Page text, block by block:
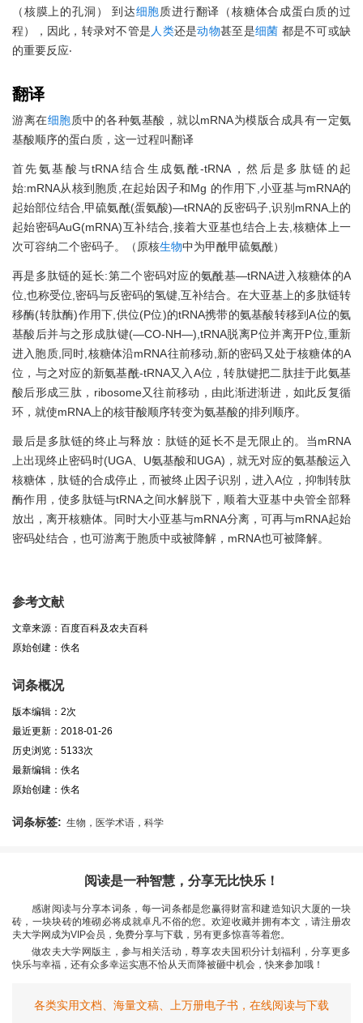
（核膜上的孔洞） 到达细胞质进行翻译（核糖体合成蛋白质的过
程），因此，转录对不管是 人类还是动物甚至是细菌 都是不可或缺
的重要反应‧
翻译
游离在细胞质中的各种氨基酸，就以mRNA为模版合成具有一定氨
基酸顺序的蛋白质，这一过程叫翻译
首先氨基酸与tRNA结合生成氨酰-tRNA，然后是多肽链的起
始:mRNA从核到胞质,在起始因子和Mg 的作用下,小亚基与mRNA的
起始部位结合,甲硫氨酰(蛋氨酸)—tRNA的反密码子,识别mRNA上的
起始密码AuG(mRNA)互补结合,接着大亚基也结合上去,核糖体上一
次可容纳二个密码子。（原核生物中为甲酰甲硫氨酰）
再是多肽链的延长:第二个密码对应的氨酰基—tRNA进入核糖体的A
位,也称受位,密码与反密码的氢键,互补结合。在大亚基上的多肽链转
移酶(转肽酶)作用下,供位(P位)的tRNA携带的氨基酸转移到A位的氨
基酸后并与之形成肽键(—CO-NH—),tRNA脱离P位并离开P位,重新
进入胞质,同时,核糖体沿mRNA往前移动,新的密码又处于核糖体的A
位，与之对应的新氨基酰-tRNA又入A位，转肽键把二肽挂于此氨基
酸后形成三肽，ribosome又往前移动，由此渐进渐进，如此反复循
环，就使mRNA上的核苷酸顺序转变为氨基酸的排列顺序。
最后是多肽链的终止与释放：肽链的延长不是无限止的。当mRNA
上出现终止密码时(UGA、U氨基酸和UGA)，就无对应的氨基酸运入
核糖体，肽链的合成停止，而被终止因子识别，进入A位，抑制转肽
酶作用，使多肽链与tRNA之间水解脱下，顺着大亚基中央管全部释
放出，离开核糖体。同时大小亚基与mRNA分离，可再与mRNA起始
密码处结合，也可游离于胞质中或被降解，mRNA也可被降解。
参考文献
文章来源：百度百科及农夫百科
原始创建：佚名
词条概况
版本编辑：2次
最近更新：2018-01-26
历史浏览：5133次
最新编辑：佚名
原始创建：佚名
词条标签: 生物，医学术语，科学
阅读是一种智慧，分享无比快乐！
感谢阅读与分享本词条，每一词条都是您赢得财富和建造知识大厦的一块
砖，一块块砖的堆砌必将成就卓凡不俗的您。欢迎收藏并拥有本文，请注册农
夫大学网成为VIP会员，免费分享与下载，另有更多惊喜等着您。
做农夫大学网版主，参与相关活动，尊享农夫国积分计划福利，分享更多
快乐与幸福，还有众多幸运实惠不恰从天而降被砸中机会，快来参加哦！
各类实用文档、海量文稿、上万册电子书，在线阅读与下载